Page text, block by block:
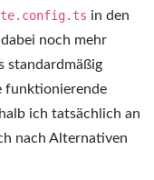
in den
noch mehr
standardmäßig
funktionierende
ich tatsächlich an
nach Alternativen